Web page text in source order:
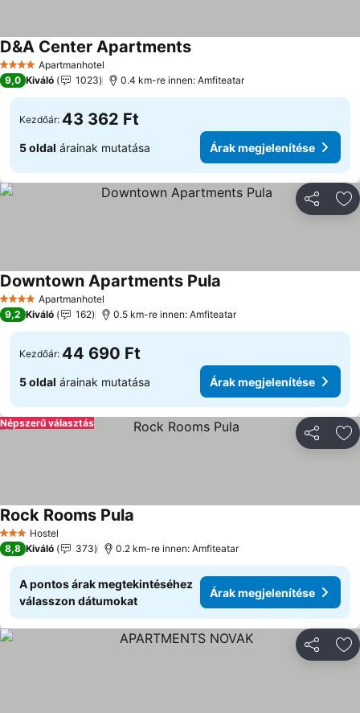
4 KategóriaApartmanhotel
D&A Center Apartments
9,0 Kiváló 1023 0.4 km-re innen: Amfiteatar
Kezdőár: 43 362 Ft
5 oldal árainak mutatása Árak megjelenítése
4 KategóriaApartmanhotel
Downtown Apartments Pula
9,2 Kiváló 162 0.5 km-re innen: Amfiteatar
Kezdőár: 44 690 Ft
5 oldal árainak mutatása Árak megjelenítése
Népszerű választás
3 Kategória
Hostel
Rock Rooms Pula
8,8 Kiváló 373 0.2 km-re innen: Amfiteatar
A pontos árak megtekintéséhez
válasszon dátumokat
Árak megjelenítése